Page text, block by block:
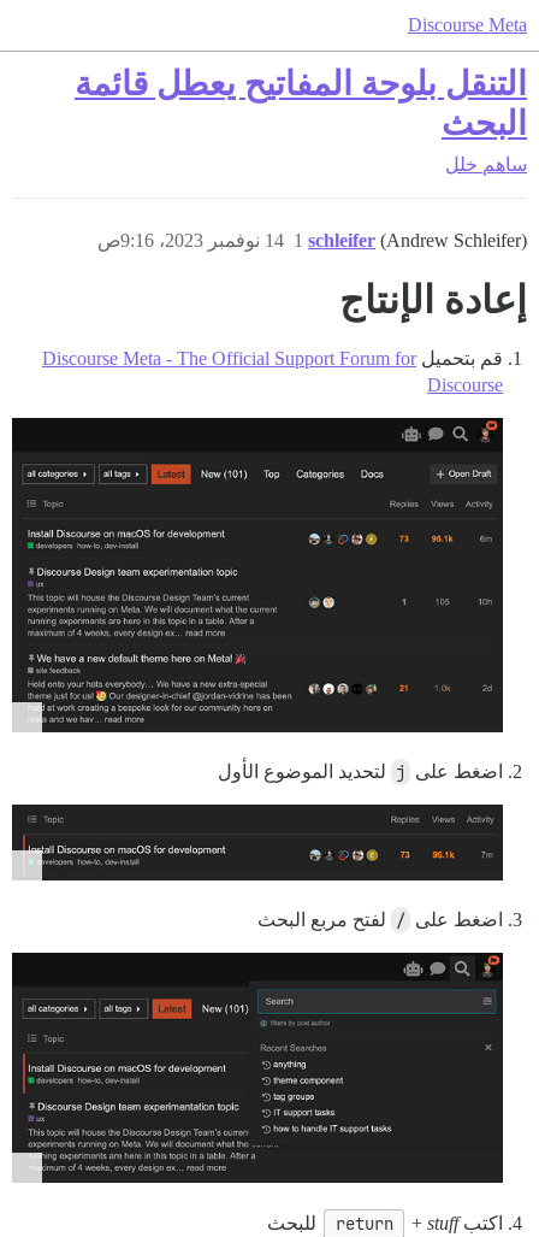
Discourse Meta
التنقل بلوحة المفاتيح يعطل قائمة
البحث
ساهم خلل
schleifer (Andrew Schleifer) 14 نوفمبر 2023، 9:16ص 1
إعادة الإنتاج
قم بتحميلDiscourse Meta - The Official Support Forum for
Discourse
اضغط على j لتحديد الموضوع الأول
اضغط على / لفتح مربع البحث
اكتبstuff
+
return للبحث